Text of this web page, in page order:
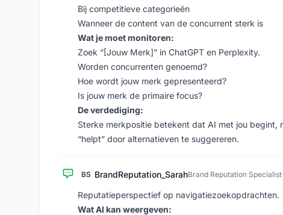
Bij competitieve categorieën
Wanneer de content van de concurrent sterk is
Wat je moet monitoren:
Zoek “[Jouw Merk]” in ChatGPT en Perplexity.
Worden concurrenten genoemd?
Hoe wordt jouw merk gepresenteerd?
Is jouw merk de primaire focus?
De verdediging:
Sterke merkpositie betekent dat AI met jou
“helpt” door alternatieven te suggereren.
BS BrandReputation_SarahBrand Reputation Specialist·
Reputatieperspectief op navigatiezoekopdrachten.
Wat AI kan weergeven: